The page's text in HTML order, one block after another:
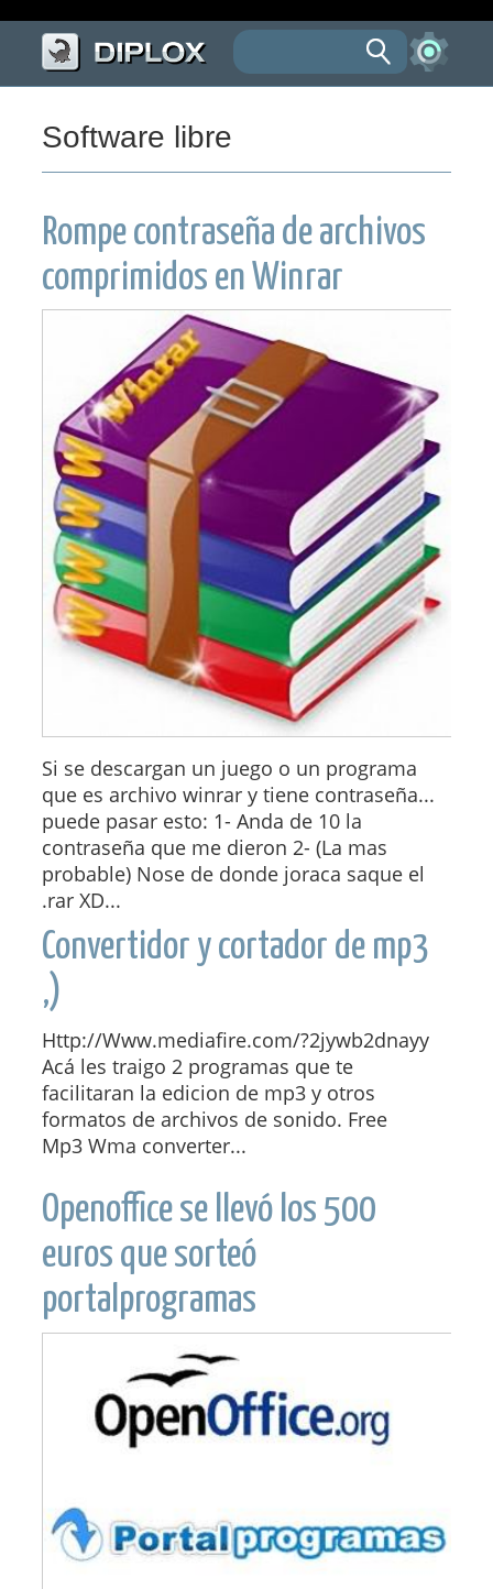
Software libre
Rompe contraseña de archivos
comprimidos en Winrar
Si se descargan un juego o un programa
que es archivo winrar y tiene contraseña...
puede pasar esto: 1- Anda de 10 la
contraseña que me dieron 2- (La mas
probable) Nose de donde joraca saque el
.rar XD...
Convertidor y cortador de mp3
,)
Http://Www.mediafire.com/?2jywb2dnayy
Acá les traigo 2 programas que te
facilitaran la edicion de mp3 y otros
formatos de archivos de sonido. Free
Mp3 Wma converter...
Openoffice se llevó los 500
euros que sorteó
portalprogramas